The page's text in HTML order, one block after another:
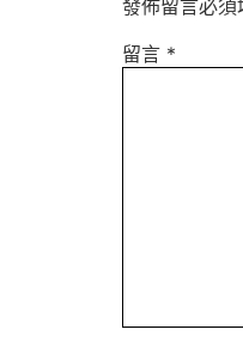
發佈留言必須
留言 *